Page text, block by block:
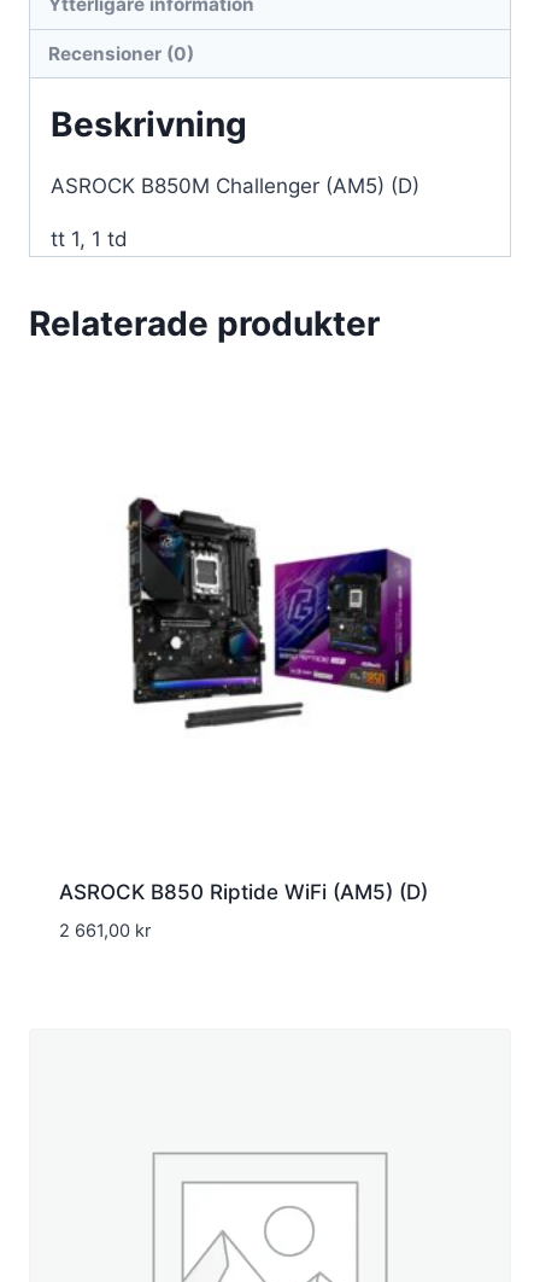
Ytterligare information
Recensioner (0)
Beskrivning
ASROCK B850M Challenger (AM5) (D)
tt 1, 1 td
Relaterade produkter
ASROCK B850 Riptide WiFi (AM5) (D)
2 661,00 kr